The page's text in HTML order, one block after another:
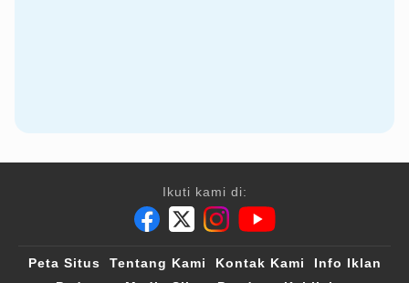
Ikuti kami di:
Peta Situs Tentang Kami Kontak Kami
Info Iklan